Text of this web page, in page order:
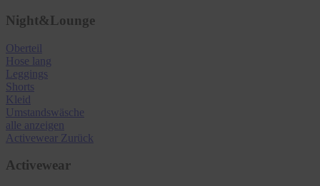
Night&Lounge
Oberteil
Hose lang
Leggings
Shorts
Kleid
Umstandswäsche
alle anzeigen
Activewear Zurück
Activewear